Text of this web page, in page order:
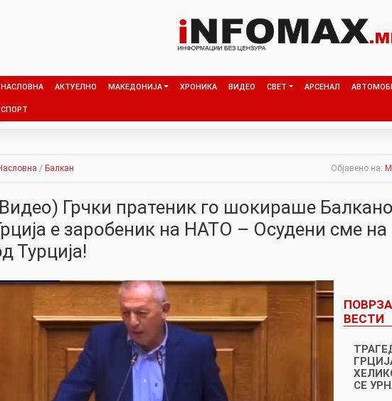
НАСЛОВНА АКТУЕЛНО МАКЕДОНИЈА ХРОНИКА ВИДЕО СВЕТ АРСЕНАЛ
СПОРТ
/ Балкан Објавено на:
Грчки пратеник го шокираше
е заробеник на НАТО – Осудени сме на
Турција!
ВЕСТИ
СЕ